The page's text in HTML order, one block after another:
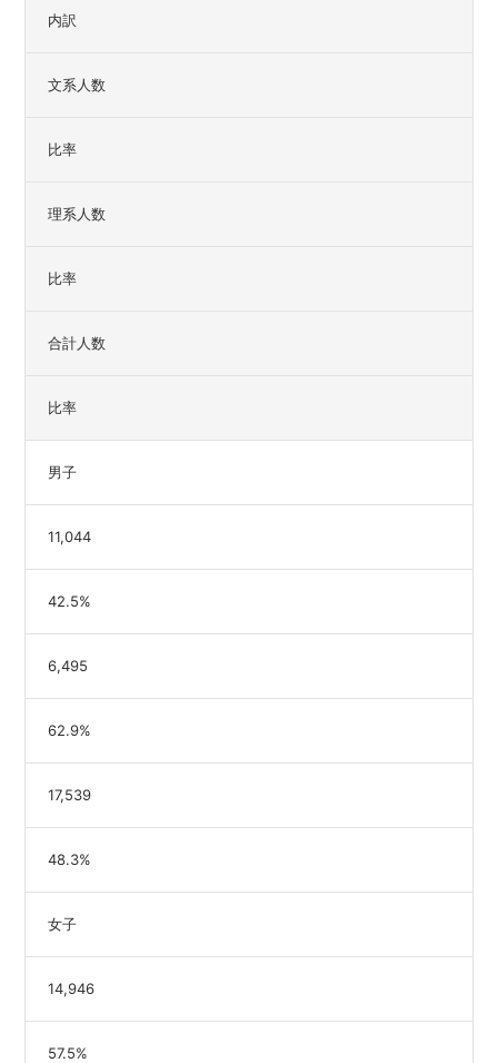
内訳
文系人数
比率
理系人数
比率
合計人数
比率
男子
11,044
42.5%
6,495
62.9%
17,539
48.3%
女子
14,946
57.5%